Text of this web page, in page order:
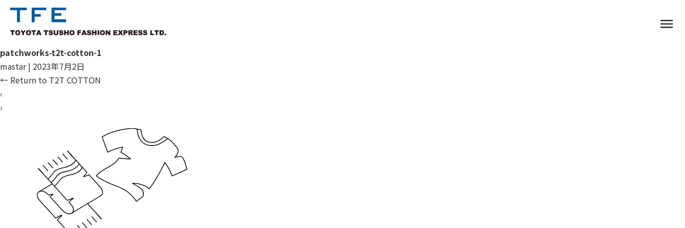
menu
patchworks-t2t-cotton-1
mastar | 2023年7月2日
← Return to T2T COTTON
‹
›